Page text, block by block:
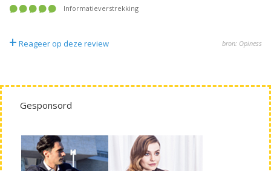
informatieverstrekking
+ Reageer op deze review bron: Opiness
Gesponsord